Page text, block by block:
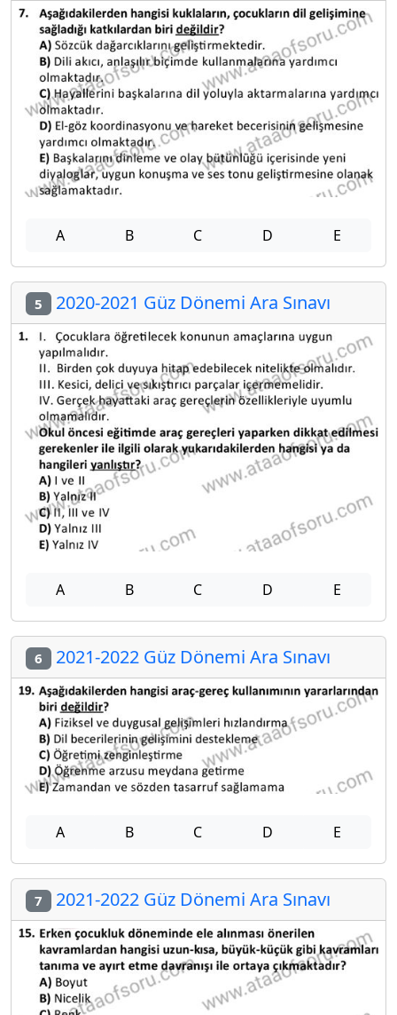
A B C D E
5 2020-2021 Güz Dönemi Ara Sınavı
A B C D E
6 2021-2022 Güz Dönemi Ara Sınavı
A B C D E
7 2021-2022 Güz Dönemi Ara Sınavı